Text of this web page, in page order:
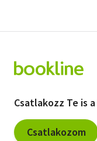
Csatlakozz Te is
Csatlakozom